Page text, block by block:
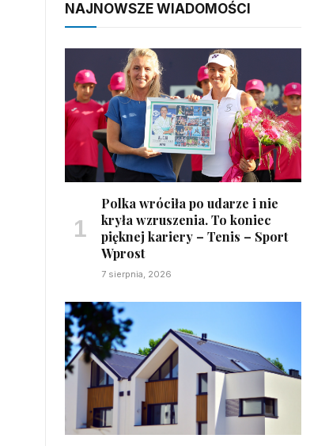
NAJNOWSZE WIADOMOŚCI
Polka wróciła po udarze i nie
kryła wzruszenia. To koniec
pięknej kariery – Tenis – Sport
Wprost
7 sierpnia, 2026